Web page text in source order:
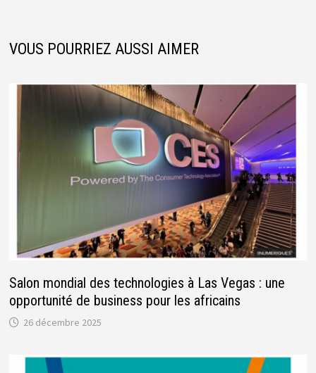
VOUS POURRIEZ AUSSI AIMER
Salon mondial des technologies à Las Vegas : une
opportunité de business pour les africains
26 décembre 2025